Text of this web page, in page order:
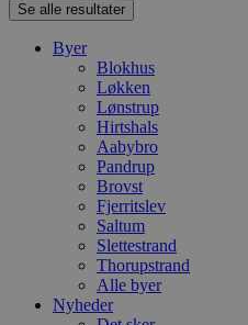
Se alle resultater
Byer
Blokhus
Løkken
Lønstrup
Hirtshals
Aabybro
Pandrup
Brovst
Fjerritslev
Saltum
Slettestrand
Thorupstrand
Alle byer
Nyheder